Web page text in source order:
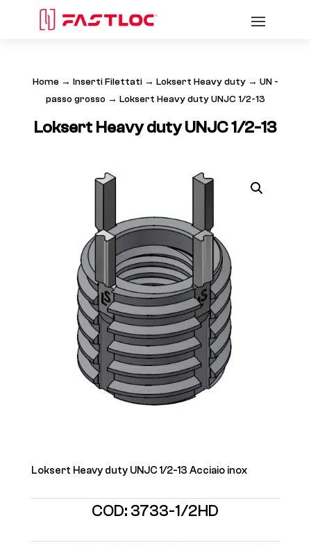
Home→ Inserti Filettati→ Loksert Heavy duty→ UN -
passo grosso→ Loksert Heavy duty UNJC 1/2-13
Loksert Heavy duty UNJC 1/2-13
Loksert Heavy duty UNJC 1/2-13 Acciaio inox
COD: 3733-1/2HD